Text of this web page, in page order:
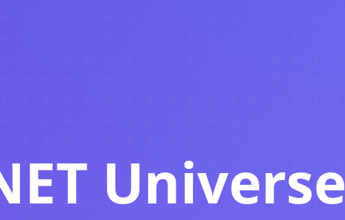
Universe